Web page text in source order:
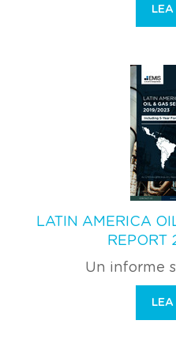
LEA
LATIN AMERICA
REPORT
Un informe
LEA